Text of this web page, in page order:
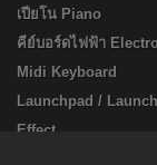
เปียโน Piano
คีย์บอร์ดไฟฟ้า
Midi Keyboard
Launchpad /
Effect